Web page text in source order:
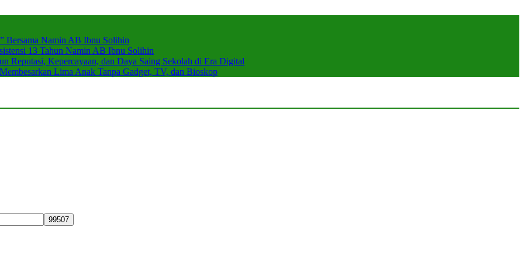
Bersama Namin AB Ibnu Solihin
13 Tahun Namin AB Ibnu Solihin
Reputasi, Kepercayaan, dan Daya Saing Sekolah di Era Digital
Lima Anak Tanpa Gadget, TV, dan Bioskop